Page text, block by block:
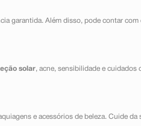
garantida. Além disso, pode contar
solar, acne, sensibilidade e cuidados
e acessórios de beleza. Cuide